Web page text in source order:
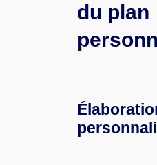
du plan